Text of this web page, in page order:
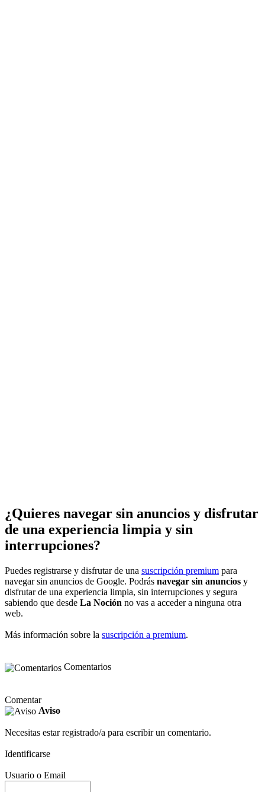
¿Quieres navegar sin anuncios y disfrutar
de una experiencia limpia y sin
interrupciones?
Puedes registrarse y disfrutar de una suscripción premium para
navegar sin anuncios de Google. Podrás navegar sin anuncios y
disfrutar de una experiencia limpia, sin interrupciones y segura
sabiendo que desde La Noción no vas a acceder a ninguna otra
web.
Más información sobre la suscripción a premium.
Comentarios
Comentar
Aviso
Necesitas estar registrado/a para escribir un comentario.
Identificarse
Usuario o Email